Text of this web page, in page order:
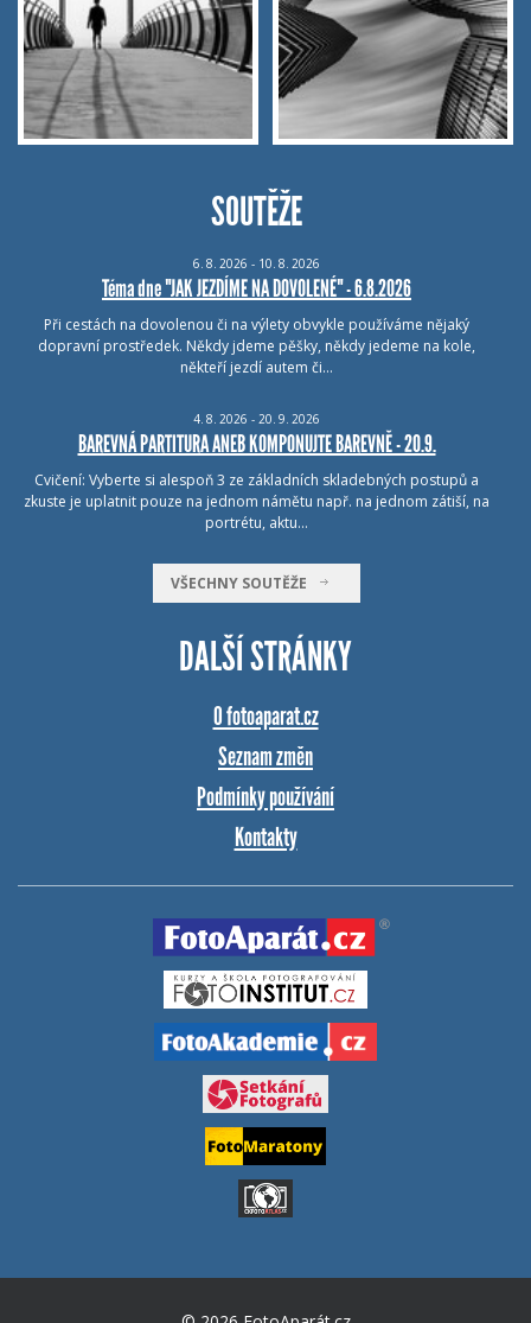
SOUTĚŽE
6. 8. 2026 - 10. 8. 2026
Téma dne "JAK JEZDÍME NA DOVOLENÉ" - 6.8.2026
Při cestách na dovolenou či na výlety obvykle používáme nějaký
dopravní prostředek. Někdy jdeme pěšky, někdy jedeme na kole,
někteří jezdí autem či…
4. 8. 2026 - 20. 9. 2026
BAREVNÁ PARTITURA ANEB KOMPONUJTE BAREVNĚ - 20.9.
Cvičení: Vyberte si alespoň 3 ze základních skladebných postupů a
zkuste je uplatnit pouze na jednom námětu např. na jednom zátiší, na
portrétu, aktu…
VŠECHNY SOUTĚŽE
DALŠÍ STRÁNKY
O fotoaparat.cz
Seznam změn
Podmínky používání
Kontakty